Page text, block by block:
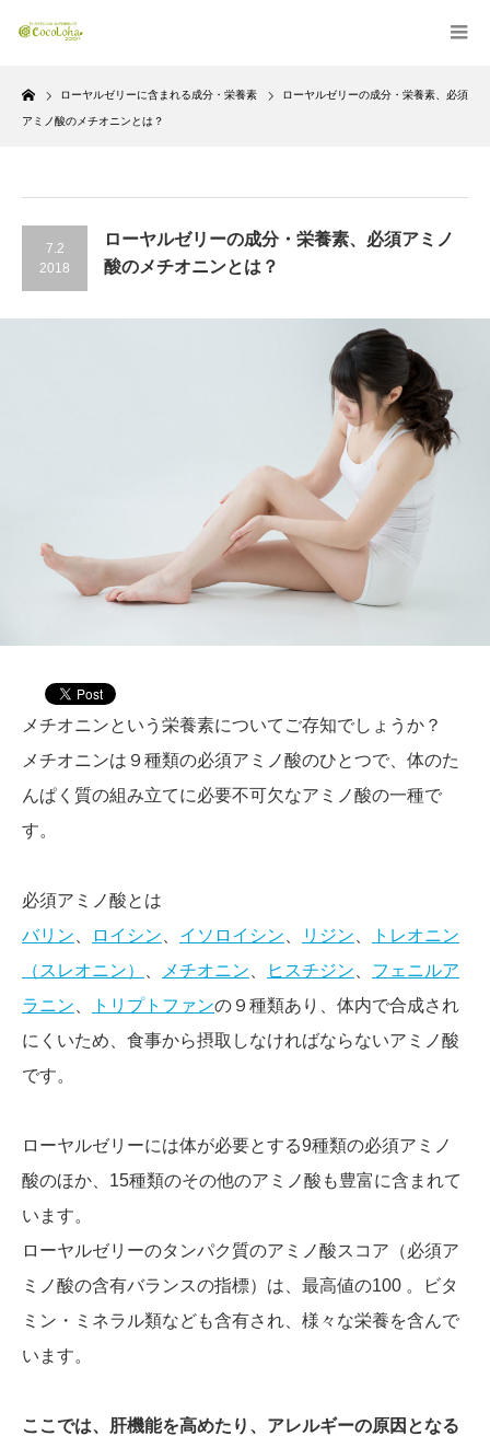
Home
ローヤルゼリーに含まれる成分・栄養素 ローヤルゼリーの成分・栄養素、必須
アミノ酸のメチオニンとは？
7.2
2018
ローヤルゼリーの成分・栄養素、必須アミノ
酸のメチオニンとは？
メチオニンという栄養素についてご存知でしょうか？
メチオニンは９種類の必須アミノ酸のひとつで、体のた
んぱく質の組み立てに必要不可欠なアミノ酸の一種で
す。
必須アミノ酸とは
バリン
ロイシン イソロイシン リジン
トレオニン
（スレオニン）
メチオニン ヒスチジン
フェニルア
ラニン
トリプトファンの９種類あり、体内で合成され
にくいため、食事から摂取しなければならないアミノ酸
です。
ローヤルゼリーには体が必要とする9種類の必須アミノ
酸のほか、15種類のその他のアミノ酸も豊富に含まれて
います。
ローヤルゼリーのタンパク質のアミノ酸スコア（必須ア
ミノ酸の含有バランスの指標）は、最高値の100 。ビタ
ミン・ミネラル類なども含有され、様々な栄養を含んで
います。
ここでは、肝機能を高めたり、アレルギーの原因となる